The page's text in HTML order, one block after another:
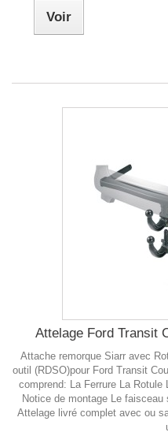
Voir
Attelage Ford Transit
Attache remorque Siarr avec
outil (RDSO)pour Ford Transit
comprend: La Ferrure La
Notice de montage Le
Attelage livré complet avec ou